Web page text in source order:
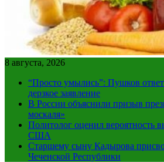
8 августа, 2026
“Просто умылись”: Пушков
дерзкое заявление
В России объяснили призыв
москаля»
Политолог оценил вероятность
США
Старшему сыну Кадырова
Чеченской Республики